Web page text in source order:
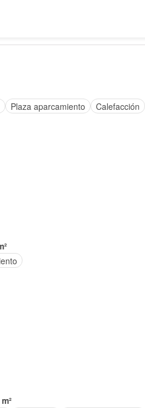
Plaza aparcamiento Calefacción